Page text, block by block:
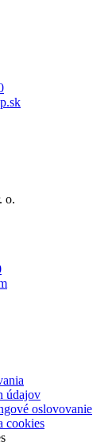
o.
údajov
oslovovanie
cookies